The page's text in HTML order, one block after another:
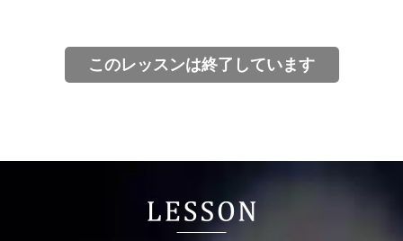
このレッスンは終了しています